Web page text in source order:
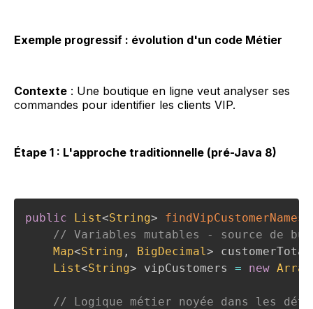
Exemple progressif : évolution d'un code Métier
Contexte : Une boutique en ligne veut analyser ses
commandes pour identifier les clients VIP.
Étape 1 : L'approche traditionnelle (pré-Java 8)
public List<String> findVipCustomerNames
// Variables mutables - source de
Map<String , BigDecimal>
List<String> vipCustomers = new
// Logique métier noyée dans les